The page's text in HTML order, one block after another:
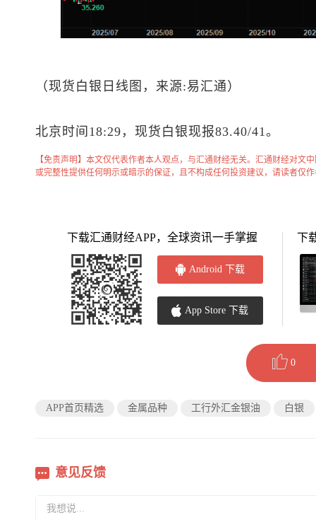
（现货白银 日线图，来源:易汇通）
北京时间18:29， 现货白银现报83.40/41。
【免责声明】本文仅代表作者本人观点，与汇通财经无关。汇通财经对文
或完整性提供任何明示或暗示的保证，且不构成任何投资建议，请读者仅
下载汇通财经APP，全球资讯一手掌握
Android 下载
App Store 下载
下
0
APP首页精选 金属品种 工行外汇金银油 白银
意见反馈